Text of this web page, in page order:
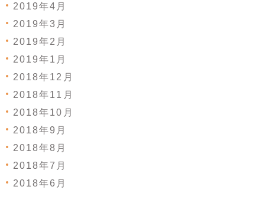
2019年4月
2019年3月
2019年2月
2019年1月
2018年12月
2018年11月
2018年10月
2018年9月
2018年8月
2018年7月
2018年6月